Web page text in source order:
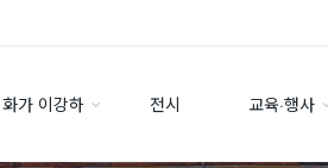
화가 이강하 전시 교육·행사